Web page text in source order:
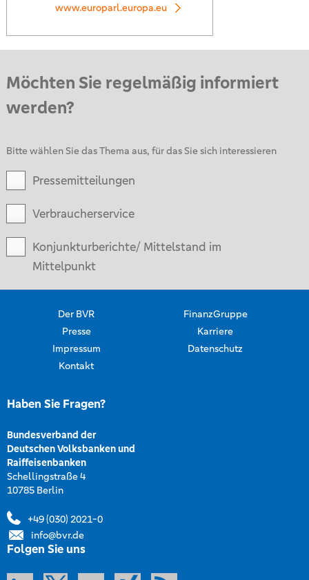
www.europarl.europa.eu
Möchten Sie regelmäßig informiert
werden?
Bitte wählen Sie das Thema aus, für das Sie sich interessieren
Pressemitteilungen
Verbraucherservice
Konjunkturberichte/ Mittelstand im
Mittelpunkt
Der BVR
FinanzGruppe
Presse
Karriere
Impressum
Datenschutz
Kontakt
Haben Sie Fragen?
Bundesverband der
Deutschen Volksbanken und
Raiffeisenbanken
Schellingstraße 4
10785 Berlin
+49 (030) 2021-0
info@bvr.de
Folgen Sie uns